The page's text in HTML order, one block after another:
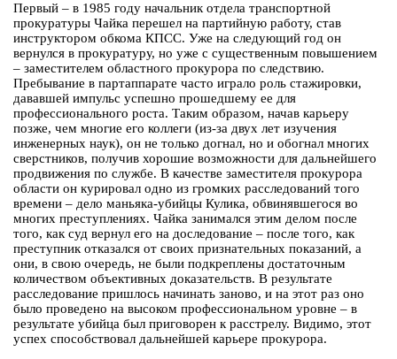
Первый – в 1985 году начальник отдела транспортной
прокуратуры Чайка перешел на партийную работу, став
инструктором обкома КПСС. Уже на следующий год он
вернулся в прокуратуру, но уже с существенным повышением
– заместителем областного прокурора по следствию.
Пребывание в партаппарате часто играло роль стажировки,
дававшей импульс успешно прошедшему ее для
профессионального роста. Таким образом, начав карьеру
позже, чем многие его коллеги (из-за двух лет изучения
инженерных наук), он не только догнал, но и обогнал многих
сверстников, получив хорошие возможности для дальнейшего
продвижения по службе. В качестве заместителя прокурора
области он курировал одно из громких расследований того
времени – дело маньяка-убийцы Кулика, обвинявшегося во
многих преступлениях. Чайка занимался этим делом после
того, как суд вернул его на доследование – после того, как
преступник отказался от своих признательных показаний, а
они, в свою очередь, не были подкреплены достаточным
количеством объективных доказательств. В результате
расследование пришлось начинать заново, и на этот раз оно
было проведено на высоком профессиональном уровне – в
результате убийца был приговорен к расстрелу. Видимо, этот
успех способствовал дальнейшей карьере прокурора.